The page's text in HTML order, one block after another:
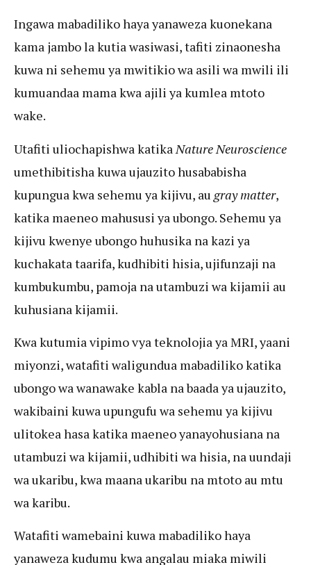
Ingawa mabadiliko haya yanaweza kuonekana
kama jambo la kutia wasiwasi, tafiti zinaonesha
kuwa ni sehemu ya mwitikio wa asili wa mwili ili
kumuandaa mama kwa ajili ya kumlea mtoto
wake.
Utafiti uliochapishwa katika Nature Neuroscience
umethibitisha kuwa ujauzito husababisha
kupungua kwa sehemu ya kijivu, au gray matter,
katika maeneo mahususi ya ubongo. Sehemu ya
kijivu kwenye ubongo huhusika na kazi ya
kuchakata taarifa, kudhibiti hisia, ujifunzaji na
kumbukumbu, pamoja na utambuzi wa kijamii au
kuhusiana kijamii.
Kwa kutumia vipimo vya teknolojia ya MRI, yaani
miyonzi, watafiti waligundua mabadiliko katika
ubongo wa wanawake kabla na baada ya ujauzito,
wakibaini kuwa upungufu wa sehemu ya kijivu
ulitokea hasa katika maeneo yanayohusiana na
utambuzi wa kijamii, udhibiti wa hisia, na uundaji
wa ukaribu, kwa maana ukaribu na mtoto au mtu
wa karibu.
Watafiti wamebaini kuwa mabadiliko haya
yanaweza kudumu kwa angalau miaka miwili